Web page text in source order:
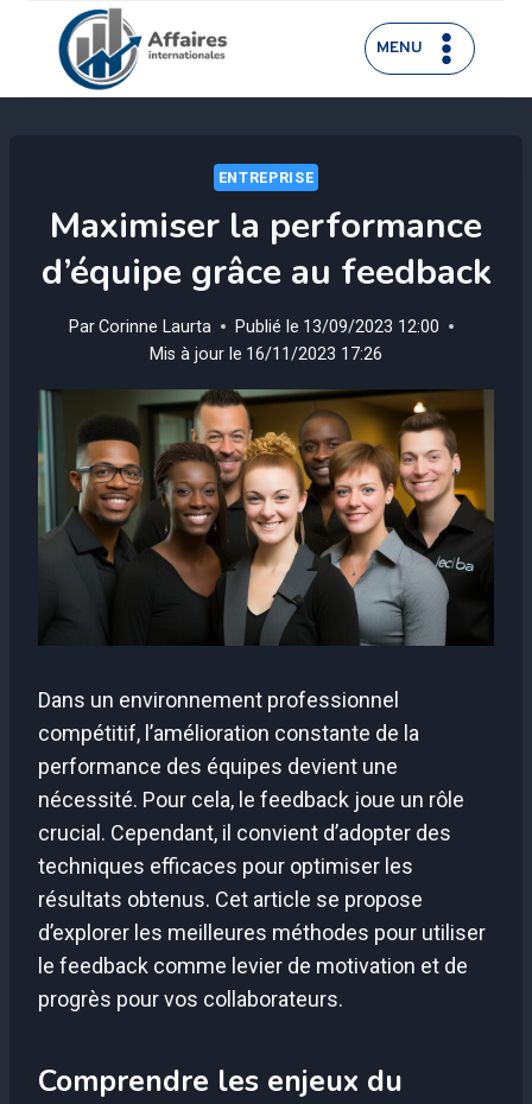
contenu
MENU
ENTREPRISE
Maximiser la performance
d’équipe grâce au feedback
ParCorinne Laurta Publié le 13/09/2023 12:00
Mis à jour le 16/11/2023 17:26
Dans un environnement professionnel
compétitif, l’amélioration constante de la
performance des équipes devient une
nécessité. Pour cela, le feedback joue un rôle
crucial. Cependant, il convient d’adopter des
techniques efficaces pour optimiser les
résultats obtenus. Cet article se propose
d’explorer les meilleures méthodes pour utiliser
le feedback comme levier de motivation et de
progrès pour vos collaborateurs.
Comprendre les enjeux du